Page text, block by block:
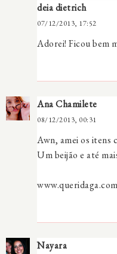
deia dietrich
07/12/2013, 17:52
Adorei! Ficou bem
Ana Chamilete
08/12/2013, 00:31
Awn, amei os itens
Um beijão e até
www.queridaga.com
Nayara